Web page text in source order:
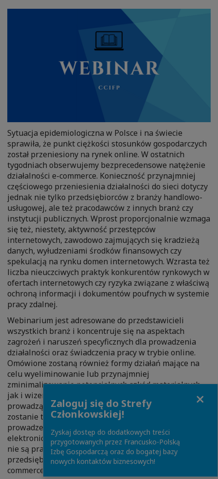
Sytuacja epidemiologiczna w Polsce i na świecie
sprawiła, że punkt ciężkości stosunków gospodarczych
został przeniesiony na rynek online. W ostatnich
tygodniach obserwujemy bezprecedensowe natężenie
działalności e-commerce. Konieczność przynajmniej
częściowego przeniesienia działalności do sieci dotyczy
jednak nie tylko przedsiębiorców z branży handlowo-
usługowej, ale też pracodawców z innych branż czy
instytucji publicznych. Wprost proporcjonalnie wzmaga
się też, niestety, aktywność przestępców
internetowych, zawodowo zajmujących się kradzieżą
danych, wyłudzeniami środków finansowych czy
spekulacją na rynku domen internetowych. Wzrasta też
liczba nieuczciwych praktyk konkurentów rynkowych w
ofertach internetowych czy ryzyka związane z właściwą
ochroną informacji i dokumentów poufnych w systemie
pracy zdalnej.
Webinarium jest adresowane do przedstawicieli
wszystkich branż i koncentruje się na aspektach
zagrożeń i naruszeń specyficznych dla prowadzenia
działalności oraz świadczenia pracy w trybie online.
Omówione zostaną również formy działań mające na
celu wyeliminowanie lub przynajmniej
zminimalizowanie potencjalnych szkód materialnych,
jak i wizerunkowych dla przedsiębiorców
prowadzących działalność w sieci. Poruszona też
zostanie tematyka wymogów regulacyjnych
prowadzenia działalności handlowo-usługowej drogą
elektroniczną, które – jak pokazuje praktyka – często
nie są prawidłowo identyfikowane nawet przez
przedsiębiorców od lat działających w kanale e-
commerce.
Zaloguj się do Strefy
Członkowskiej!
Zyskaj dostęp do dodatkowych treści
przygotowanych przez Francusko-Polską
Izbę Gospodarczą oraz do bogatej bazy
nowych kontaktów biznesowych!